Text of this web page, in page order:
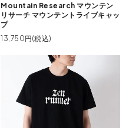
Mountain Research マウンテン
リサーチ マウンテントライブキャッ
プ
13,750円(税込)